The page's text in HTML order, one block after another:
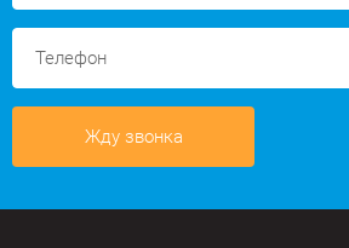
Жду звонка